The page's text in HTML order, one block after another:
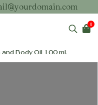
0
and Body Oil 100 ml.